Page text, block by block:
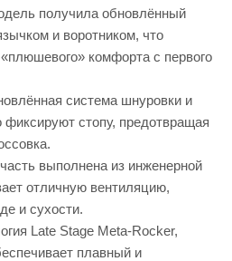
получила обновлённый
и воротником, что
комфорта с первого
система шнуровки и
стопу, предотвращая
выполнена из инженерной
отличную вентиляцию,
и сухости.
Late Stage Meta-Rocker,
плавный и